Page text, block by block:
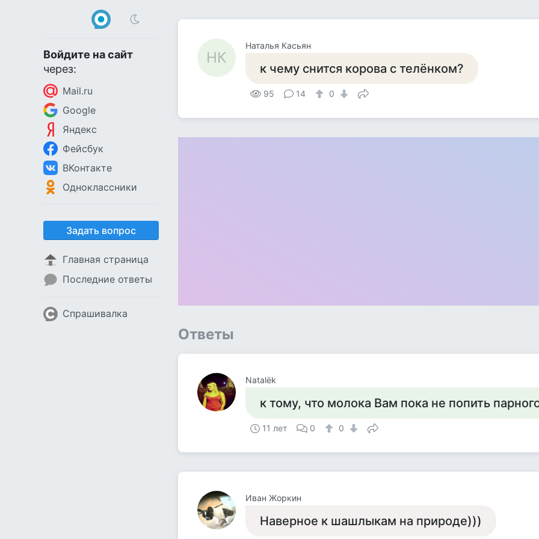
Войдите на сайт
через:
Mail.ru
Google
Яндекс
Фейсбук
ВКонтакте
Одноклассники
Задать вопрос
Главная страница
Последние ответы
Спрашивалка
НК
Наталья Касьян
к чему снится корова с телёнком?
95 14 0
Ответы
Natalёk
к тому, что молока Вам пока не попить
11 лет 0 0
Иван Жоркин
Наверное к шашлыкам на природе)))